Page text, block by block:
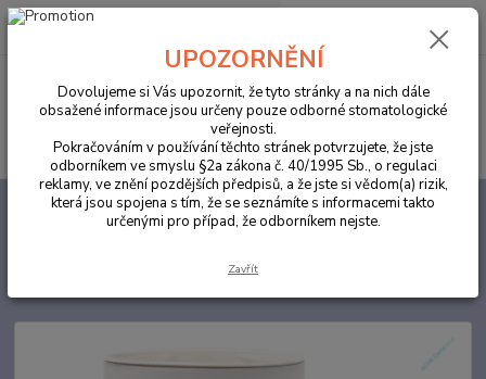
Menu
Hledat
0,00 Kč
ORDINACE ANA Etching gel 10 x 2ml MAXI PACK
UPOZORNĚNÍ
Dovolujeme si Vás upozornit, že tyto stránky a na nich dále
obsažené informace jsou určeny pouze odborné stomatologické
veřejnosti.
Pokračováním v používání těchto stránek potvrzujete, že jste
odborníkem ve smyslu §2a zákona č. 40/1995 Sb., o regulaci
reklamy, ve znění pozdějších předpisů, a že jste si vědom(a) rizik,
která jsou spojena s tím, že se seznámíte s informacemi takto
určenými pro případ, že odborníkem nejste.
Zavřít